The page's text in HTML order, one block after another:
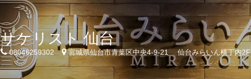
サケリスト 仙台
08046259302 宮城県仙台市青葉区中央4-9-21 仙台みらいん横丁内2F